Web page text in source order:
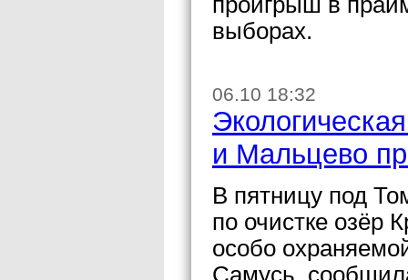
выборах.
06.10 18:32
и Мальцево
В пятницу под
по очистке озёр
особо
Самусь,